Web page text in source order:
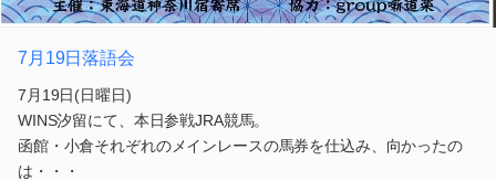
7月19日落語会
7月19日(日曜日)
WINS汐留にて、本日参戦JRA競馬。
函館・小倉それぞれのメインレースの馬券を仕込み、向かったの
は・・・